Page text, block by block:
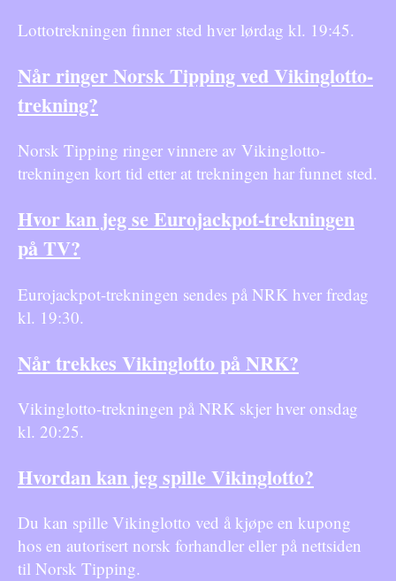
Lottotrekningen finner sted hver lørdag kl. 19:45.
Når ringer Norsk Tipping ved Vikinglotto-
trekning?
Norsk Tipping ringer vinnere av Vikinglotto-
trekningen kort tid etter at trekningen har funnet sted.
Hvor kan jeg se Eurojackpot-trekningen
på TV?
Eurojackpot-trekningen sendes på NRK hver fredag
kl. 19:30.
Når trekkes Vikinglotto på NRK?
Vikinglotto-trekningen på NRK skjer hver onsdag
kl. 20:25.
Hvordan kan jeg spille Vikinglotto?
Du kan spille Vikinglotto ved å kjøpe en kupong
hos en autorisert norsk forhandler eller på nettsiden
til Norsk Tipping.